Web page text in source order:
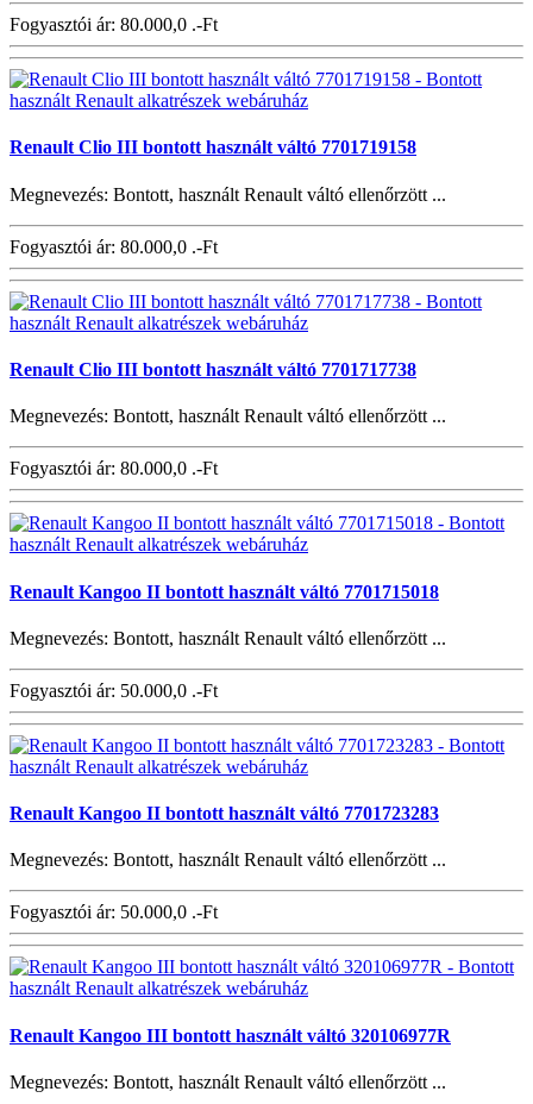
Fogyasztói ár: 80.000,0 .-Ft
Renault Clio III bontott használt váltó 7701719158
Megnevezés: Bontott, használt Renault váltó ellenőrzött ...
Fogyasztói ár: 80.000,0 .-Ft
Renault Clio III bontott használt váltó 7701717738
Megnevezés: Bontott, használt Renault váltó ellenőrzött ...
Fogyasztói ár: 80.000,0 .-Ft
Renault Kangoo II bontott használt váltó 7701715018
Megnevezés: Bontott, használt Renault váltó ellenőrzött ...
Fogyasztói ár: 50.000,0 .-Ft
Renault Kangoo II bontott használt váltó 7701723283
Megnevezés: Bontott, használt Renault váltó ellenőrzött ...
Fogyasztói ár: 50.000,0 .-Ft
Renault Kangoo III bontott használt váltó 320106977R
Megnevezés: Bontott, használt Renault váltó ellenőrzött ...